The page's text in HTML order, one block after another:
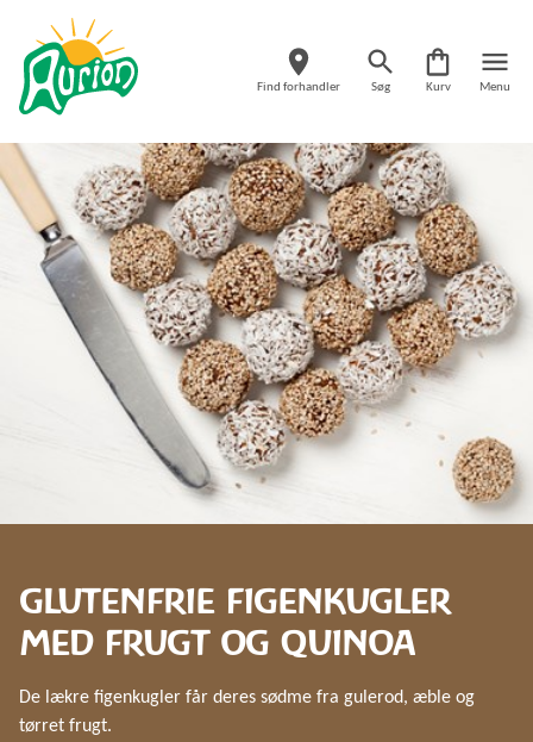
Find forhandler Søg Kurv Menu
GLUTENFRIE FIGENKUGLER
MED FRUGT OG QUINOA
De lækre figenkugler får deres sødme fra gulerod, æble og
tørret frugt.